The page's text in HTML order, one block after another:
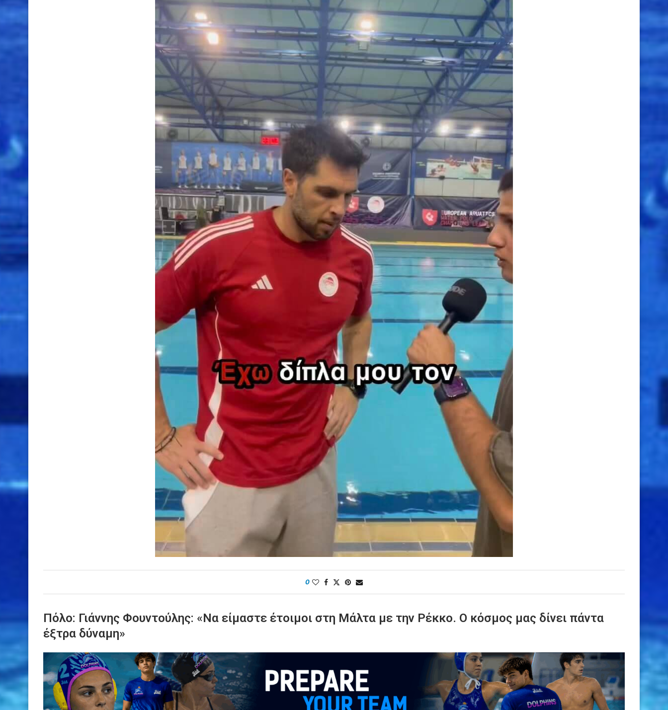
0
Πόλο: Γιάννης Φουντούλης: «Να είμαστε έτοιμοι στη Μάλτα με την Ρέκκο. Ο κόσμος μας δίνει πάντα
έξτρα δύναμη»